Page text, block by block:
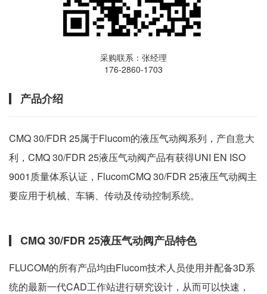
采购联系：张经理
176-2860-1703
产品介绍
CMQ 30/FDR 25属于Flucom的液压气动阀系列，产自意大
利，CMQ 30/FDR 25液压气动阀产品有获得UNI EN ISO
9001质量体系认证，FlucomCMQ 30/FDR 25液压气动阀主
要应用于机械、车辆、传动及传动控制系统。
CMQ 30/FDR 25液压气动阀产品特色
FLUCOM的所有产品均由Flucom技术人员使用并配备3D系
统的最新一代CAD工作站进行研究设计，从而可以快速，